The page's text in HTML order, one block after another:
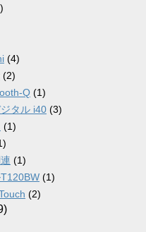
(4)
(2)
Q (1)
タル i40 (3)
(1)
(1)
(1)
(2)